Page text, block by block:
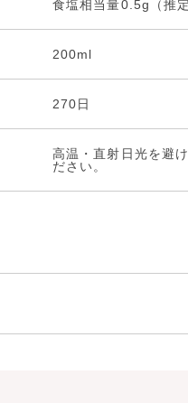
食塩相当量0.5g（推定
200ml
270日
高温・直射日光を避
ださい。